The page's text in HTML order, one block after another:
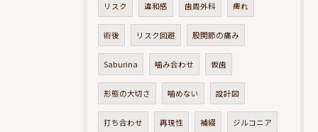
リスク 違和感 歯周外科 痺れ
術後 リスク回避 股関節の痛み
Saburina 噛み合わせ 仮歯
形態の大切さ 噛めない 設計図
打ち合わせ 再現性 補綴 ジルコニア